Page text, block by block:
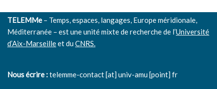
TELEMMe – Temps, espaces, langages, Europe méridionale,
Méditerranée – est une unité mixte de recherche de l’Université
d’Aix-Marseilleet duCNRS.
Nous écrire :telemme-contact [at] univ-amu [point] fr